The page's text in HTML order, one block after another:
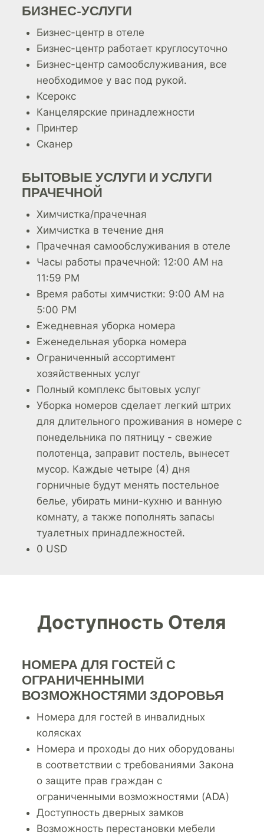
БИЗНЕС-УСЛУГИ
Бизнес-центр в отеле
Бизнес-центр работает круглосуточно
Бизнес-центр самообслуживания, все
необходимое у вас под рукой.
Ксерокс
Канцелярские принадлежности
Принтер
Сканер
БЫТОВЫЕ УСЛУГИ И УСЛУГИ
ПРАЧЕЧНОЙ
Химчистка/прачечная
Химчистка в течение дня
Прачечная самообслуживания в отеле
Часы работы прачечной: 12:00 AM на
11:59 PM
Время работы химчистки: 9:00 AM на
5:00 PM
Ежедневная уборка номера
Еженедельная уборка номера
Ограниченный ассортимент
хозяйственных услуг
Полный комплекс бытовых услуг
Уборка номеров сделает легкий штрих
для длительного проживания в номере с
понедельника по пятницу - свежие
полотенца, заправит постель, вынесет
мусор. Каждые четыре (4) дня
горничные будут менять постельное
белье, убирать мини-кухню и ванную
комнату, а также пополнять запасы
туалетных принадлежностей.
0 USD
Доступность Отеля
НОМЕРА ДЛЯ ГОСТЕЙ С
ОГРАНИЧЕННЫМИ
ВОЗМОЖНОСТЯМИ ЗДОРОВЬЯ
Номера для гостей в инвалидных
колясках
Номера и проходы до них оборудованы
в соответствии с требованиями Закона
о защите прав граждан с
ограниченными возможностями (ADA)
Доступность дверных замков
Возможность перестановки мебели